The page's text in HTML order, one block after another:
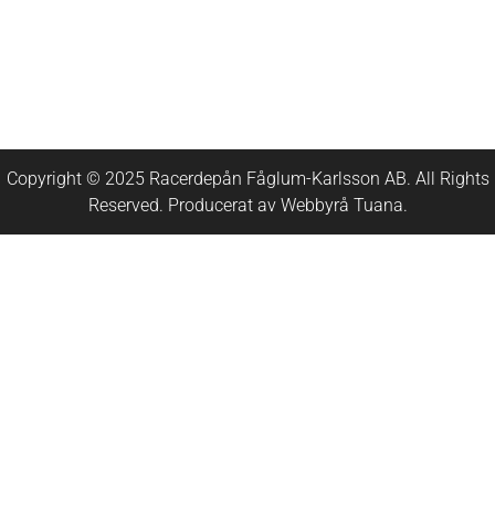
Copyright © 2025 Racerdepån Fåglum-Karlsson AB. All Rights
Reserved. Producerat av Webbyrå Tuana.​